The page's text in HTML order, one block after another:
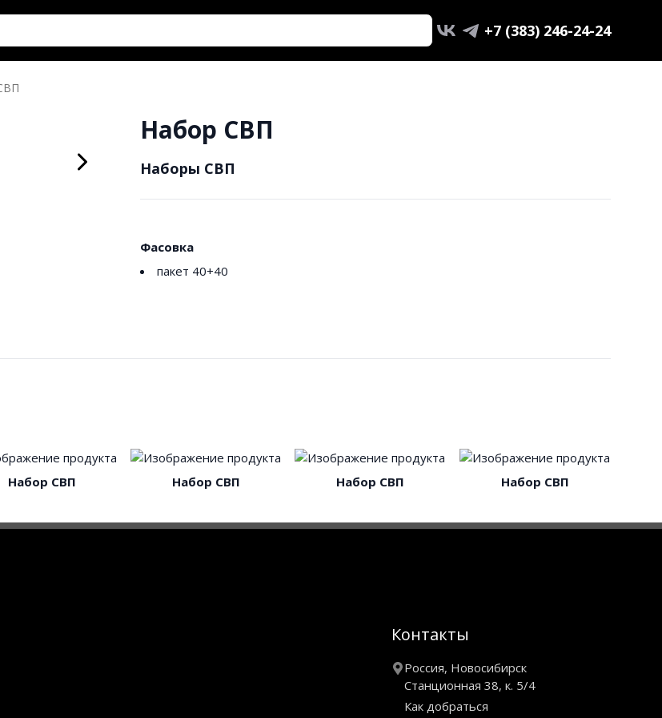
+7 (383) 246-24-24
Набор СВП
Наборы СВП
Фасовка
пакет 40+40
Набор СВП Набор СВП Набор СВП Набор СВП
Контакты
Россия, Новосибирск
Станционная 38, к. 5/4
Как добраться